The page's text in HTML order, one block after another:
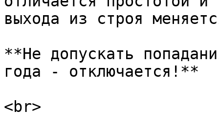
выхода из строя
**Не допускать
года - отключается!**
<br>